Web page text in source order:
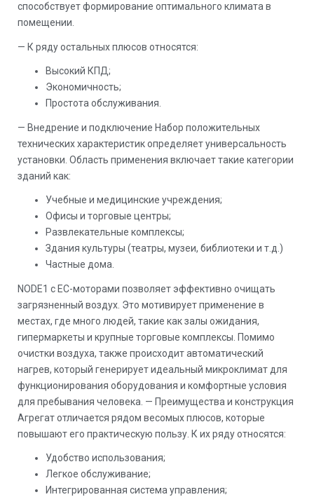
способствует формирование оптимального климата в
помещении.
— К ряду остальных плюсов относятся:
Высокий КПД;
Экономичность;
Простота обслуживания.
— Внедрение и подключение Набор положительных
технических характеристик определяет универсальность
установки. Область применения включает такие категории
зданий как:
Учебные и медицинские учреждения;
Офисы и торговые центры;
Развлекательные комплексы;
Здания культуры (театры, музеи, библиотеки и т.д.)
Частные дома.
NODE1 с ЕС-моторами позволяет эффективно очищать
загрязненный воздух. Это мотивирует применение в
местах, где много людей, такие как залы ожидания,
гипермаркеты и крупные торговые комплексы. Помимо
очистки воздуха, также происходит автоматический
нагрев, который генерирует идеальный микроклимат для
функционирования оборудования и комфортные условия
для пребывания человека. — Преимущества и конструкция
Агрегат отличается рядом весомых плюсов, которые
повышают его практическую пользу. К их ряду относятся:
Удобство использования;
Легкое обслуживание;
Интегрированная система управления;